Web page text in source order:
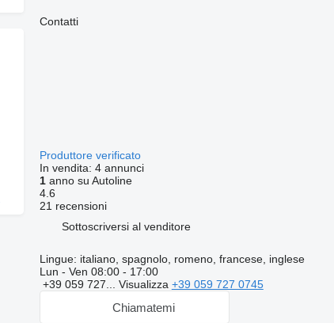
Contatti
Produttore verificato
In vendita: 4 annunci
1anno su Autoline
4.6
21 recensioni
Sottoscriversi al venditore
Lingue: italiano, spagnolo, romeno, francese, inglese
Lun - Ven 08:00 - 17:00
+39 059 727... Visualizza +39 059 727 0745
Chiamatemi